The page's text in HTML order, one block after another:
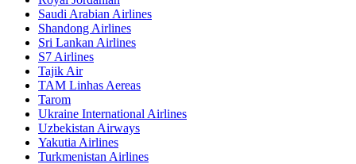
Saudi Arabian Airlines
Shandong Airlines
Sri Lankan Airlines
S7 Airlines
Tajik Air
TAM Linhas Aereas
Tarom
Ukraine International Airlines
Uzbekistan Airways
Yakutia Airlines
Turkmenistan Airlines